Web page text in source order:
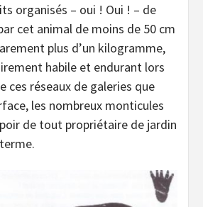
organisés – oui ! Oui ! – de
cet animal de moins de 50 cm
plus d’un kilogramme,
habile et endurant lors
ces réseaux de galeries que
les nombreux monticules
de tout propriétaire de jardin